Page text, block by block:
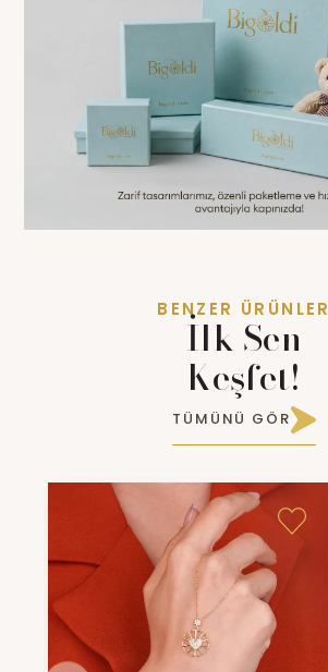
BENZER ÜRÜNLER
İlk Sen
Keşfet!
TÜMÜNÜ GÖR